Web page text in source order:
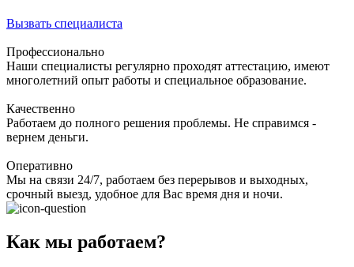
Вызвать специалиста
Профессионально
Наши специалисты регулярно проходят аттестацию, имеют
многолетний опыт работы и специальное образование.
Качественно
Работаем до полного решения проблемы. Не справимся -
вернем деньги.
Оперативно
Мы на связи 24/7, работаем без перерывов и выходных,
срочный выезд, удобное для Вас время дня и ночи.
Как мы работаем?